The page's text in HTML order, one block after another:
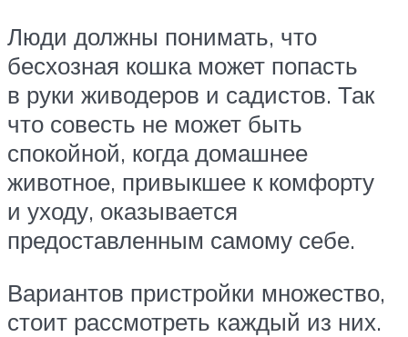
Люди должны понимать, что
бесхозная кошка может попасть
в руки живодеров и садистов. Так
что совесть не может быть
спокойной, когда домашнее
животное, привыкшее к комфорту
и уходу, оказывается
предоставленным самому себе.
Вариантов пристройки множество,
стоит рассмотреть каждый из них.